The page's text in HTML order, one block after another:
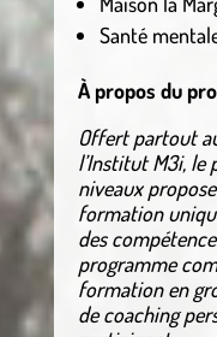
Santé
À propos du
Offert partout
l’Institut M3i, le
niveaux
formation
des
programme
formation en
de coaching